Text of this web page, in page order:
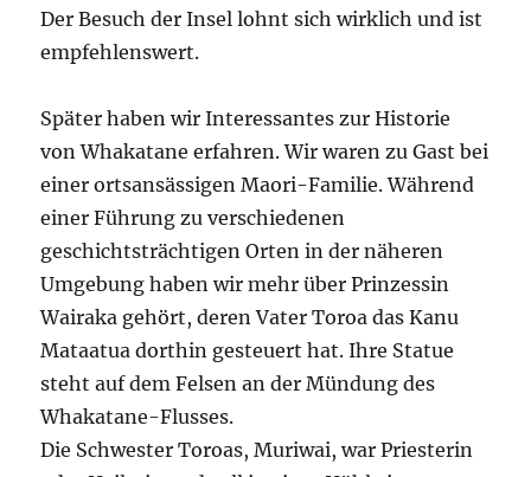
Der Besuch der Insel lohnt sich wirklich und ist
empfehlenswert.
Später haben wir Interessantes zur Historie
von Whakatane erfahren. Wir waren zu Gast bei
einer ortsansässigen Maori-Familie. Während
einer Führung zu verschiedenen
geschichtsträchtigen Orten in der näheren
Umgebung haben wir mehr über Prinzessin
Wairaka gehört, deren Vater Toroa das Kanu
Mataatua dorthin gesteuert hat. Ihre Statue
steht auf dem Felsen an der Mündung des
Whakatane-Flusses.
Die Schwester Toroas, Muriwai, war Priesterin